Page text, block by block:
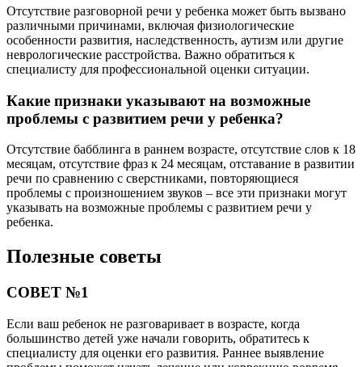
Отсутствие разговорной речи у ребенка может быть вызвано
различными причинами, включая физиологические
особенности развития, наследственность, аутизм или другие
неврологические расстройства. Важно обратиться к
специалисту для профессиональной оценки ситуации.
Какие признаки указывают на возможные
проблемы с развитием речи у ребенка?
Отсутствие бабблинга в раннем возрасте, отсутствие слов к 18
месяцам, отсутствие фраз к 24 месяцам, отставание в развитии
речи по сравнению с сверстниками, повторяющиеся
проблемы с произношением звуков – все эти признаки могут
указывать на возможные проблемы с развитием речи у
ребенка.
Полезные советы
СОВЕТ №1
Если ваш ребенок не разговаривает в возрасте, когда
большинство детей уже начали говорить, обратитесь к
специалисту для оценки его развития. Раннее выявление